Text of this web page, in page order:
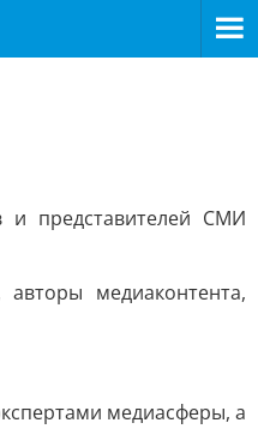
и представителей СМИ
медиаконтента,
медиасферы, а